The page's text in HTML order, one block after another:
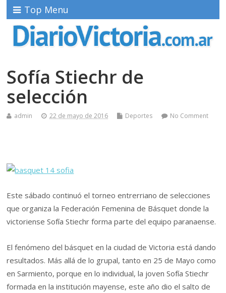
Top Menu
Sofía Stiechr de
selección
admin 22 de mayo de 2016 Deportes No Comment
Este sábado continuó el torneo entrerriano de selecciones
que organiza la Federación Femenina de Básquet donde la
victoriense Sofía Stiechr forma parte del equipo paranaense.
El fenómeno del básquet en la ciudad de Victoria está dando
resultados. Más allá de lo grupal, tanto en 25 de Mayo como
en Sarmiento, porque en lo individual, la joven Sofía Stiechr
formada en la institución mayense, este año dio el salto de